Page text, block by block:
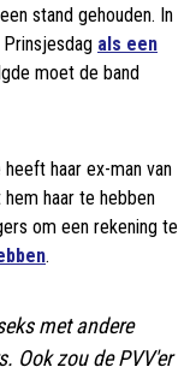
stand gehouden. In
als een
moet de band
haar ex-man van
haar te hebben
om een rekening te
.
met andere
Ook zou de PVV'er